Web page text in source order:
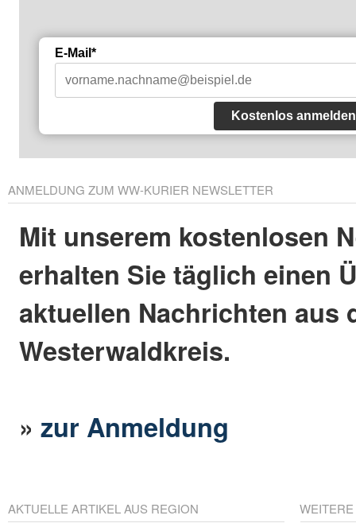
E-Mail*
Kostenlos anmelden
ANMELDUNG ZUM WW-KURIER NEWSLETTER
Mit unserem kostenlosen
erhalten Sie täglich einen
aktuellen Nachrichten aus
Westerwaldkreis.
»zur Anmeldung
AKTUELLE ARTIKEL AUS REGION